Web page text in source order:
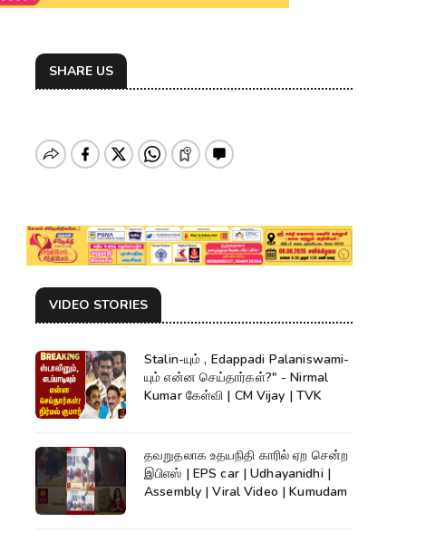
SHARE US
VIDEO STORIES
Stalin-யும் , Edappadi Palaniswami-
யும் என்ன செய்தார்கள்?" - Nirmal
Kumar கேள்வி | CM Vijay | TVK
தவறுதலாக உதயநிதி காரில் ஏற சென்ற
இபிஎஸ் | EPS car | Udhayanidhi |
Assembly | Viral Video | Kumudam